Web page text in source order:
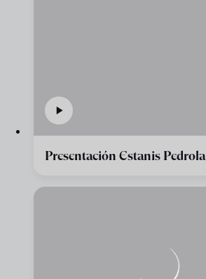
Presentación Estanis Pedrola